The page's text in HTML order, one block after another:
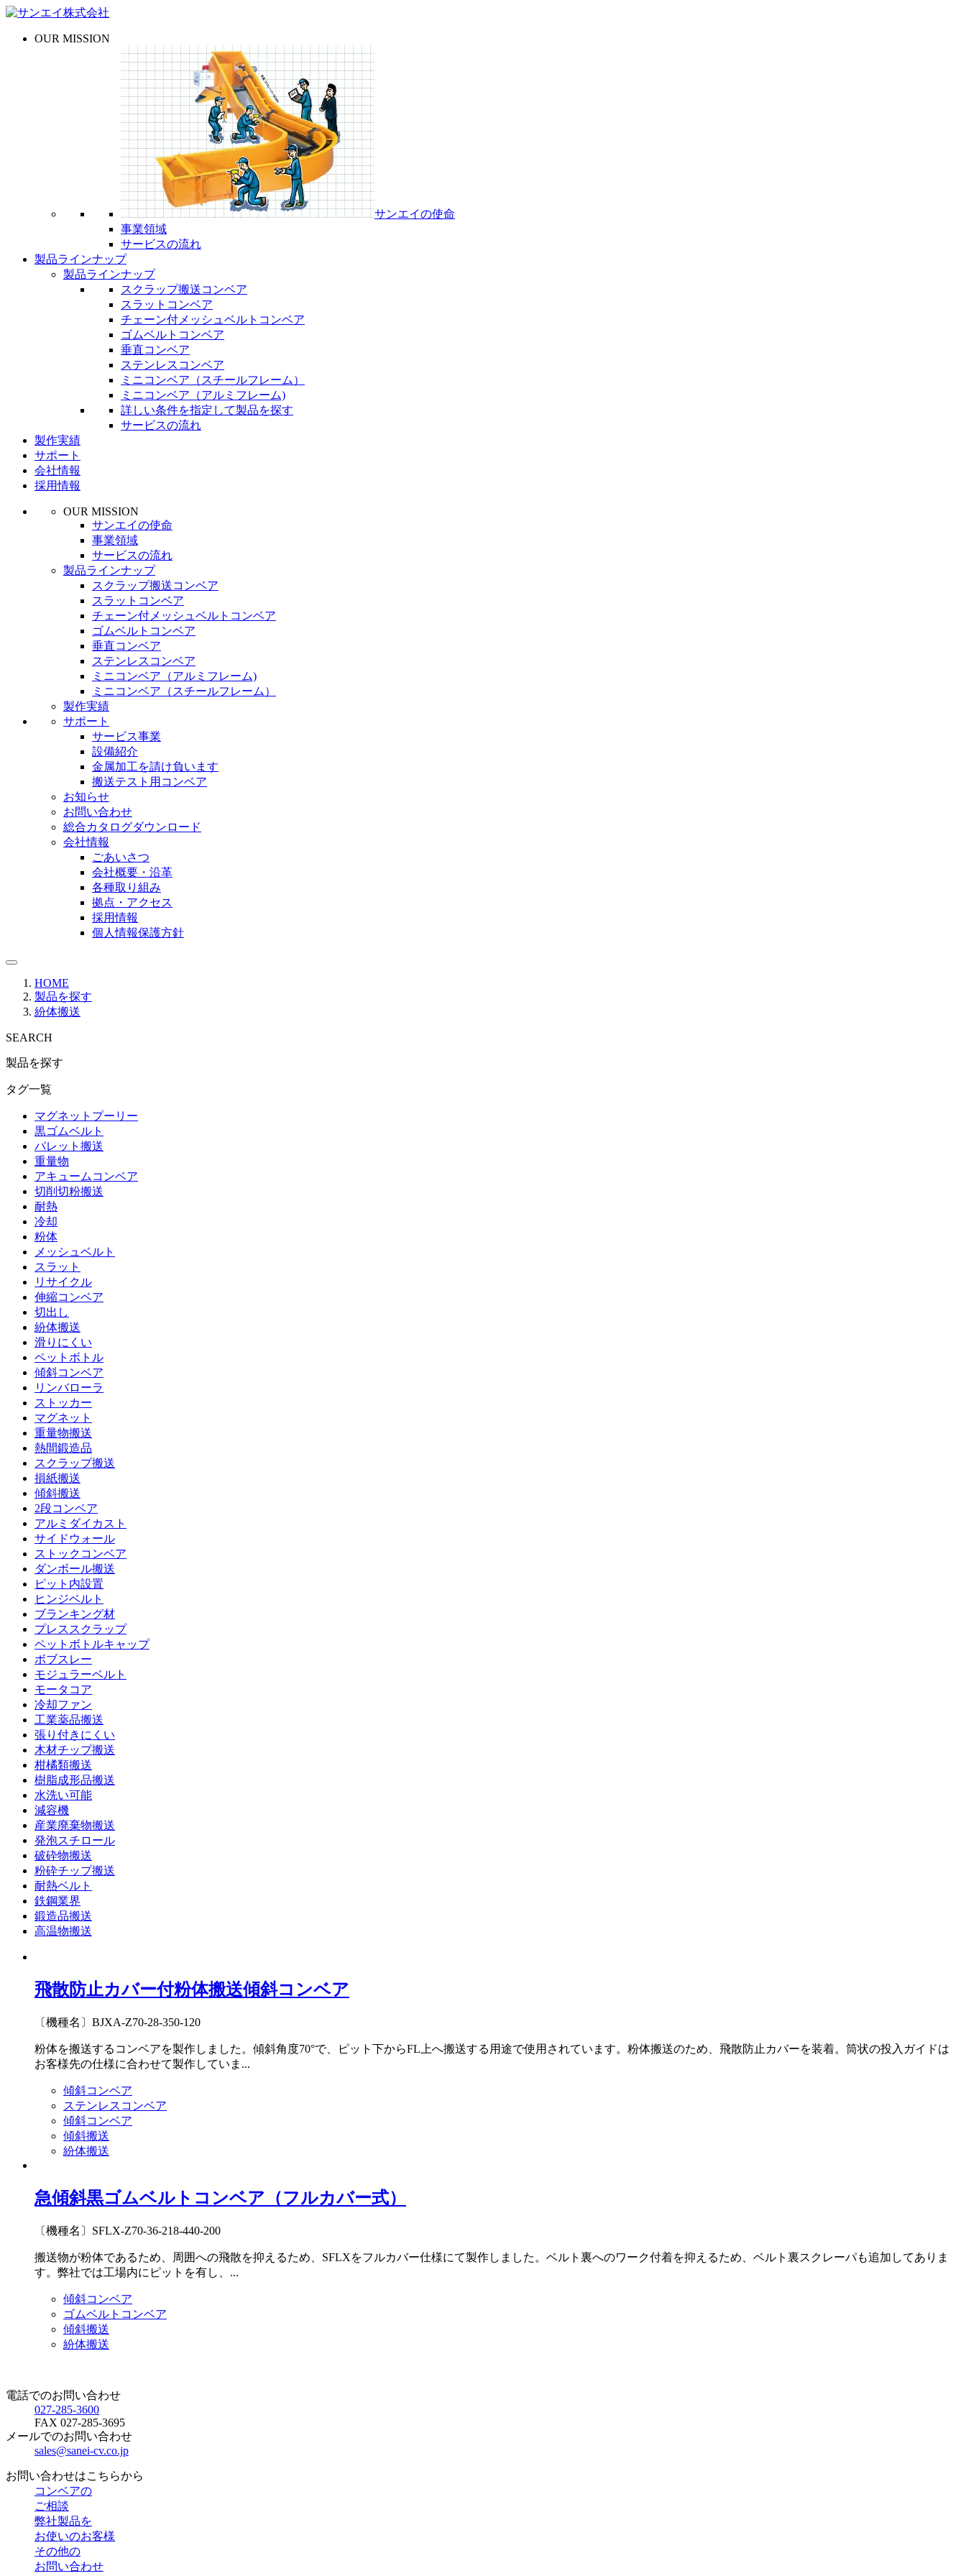
OUR MISSION
サンエイの使命
事業領域
サービスの流れ
製品ラインナップ
製品ラインナップ
スクラップ搬送コンベア
スラットコンベア
チェーン付メッシュベルトコンベア
ゴムベルトコンベア
垂直コンベア
ステンレスコンベア
ミニコンベア（スチールフレーム）
ミニコンベア（アルミフレーム)
詳しい条件を指定して製品を探す
サービスの流れ
製作実績
サポート
会社情報
採用情報
OUR MISSION
サンエイの使命
事業領域
サービスの流れ
製品ラインナップ
スクラップ搬送コンベア
スラットコンベア
チェーン付メッシュベルトコンベア
ゴムベルトコンベア
垂直コンベア
ステンレスコンベア
ミニコンベア（アルミフレーム)
ミニコンベア（スチールフレーム）
製作実績
サポート
サービス事業
設備紹介
金属加工を請け負います
搬送テスト用コンベア
お知らせ
お問い合わせ
総合カタログダウンロード
会社情報
ごあいさつ
会社概要・沿革
各種取り組み
拠点・アクセス
採用情報
個人情報保護方針
HOME
製品を探す
紛体搬送
SEARCH
製品を探す
タグ一覧
マグネットプーリー
黒ゴムベルト
パレット搬送
重量物
アキュームコンベア
切削切粉搬送
耐熱
冷却
粉体
メッシュベルト
スラット
リサイクル
伸縮コンベア
切出し
紛体搬送
滑りにくい
ペットボトル
傾斜コンベア
リンバローラ
ストッカー
マグネット
重量物搬送
熱間鍛造品
スクラップ搬送
損紙搬送
傾斜搬送
2段コンベア
アルミダイカスト
サイドウォール
ストックコンベア
ダンボール搬送
ピット内設置
ヒンジベルト
ブランキング材
プレススクラップ
ペットボトルキャップ
ボブスレー
モジュラーベルト
モータコア
冷却ファン
工業薬品搬送
張り付きにくい
木材チップ搬送
柑橘類搬送
樹脂成形品搬送
水洗い可能
減容機
産業廃棄物搬送
発泡スチロール
破砕物搬送
粉砕チップ搬送
耐熱ベルト
鉄鋼業界
鍛造品搬送
高温物搬送
飛散防止カバー付粉体搬送傾斜コンベア
〔機種名〕BJXA-Z70-28-350-120
粉体を搬送するコンベアを製作しました。傾斜角度70°で、ピット下からFL上へ搬送する用途で使用されています。粉体搬送のため、飛散防止カバーを装着。筒状の投入ガイドは
お客様先の仕様に合わせて製作していま...
傾斜コンベア
ステンレスコンベア
傾斜コンベア
傾斜搬送
紛体搬送
急傾斜黒ゴムベルトコンベア（フルカバー式）
〔機種名〕SFLX-Z70-36-218-440-200
搬送物が粉体であるため、周囲への飛散を抑えるため、SFLXをフルカバー仕様にて製作しました。ベルト裏へのワーク付着を抑えるため、ベルト裏スクレーパも追加してありま
す。弊社では工場内にピットを有し、...
傾斜コンベア
ゴムベルトコンベア
傾斜搬送
紛体搬送
電話でのお問い合わせ
027-285-3600
FAX 027-285-3695
メールでのお問い合わせ
sales@sanei-cv.co.jp
お問い合わせはこちらから
コンベアの
ご相談
弊社製品を
お使いのお客様
その他の
お問い合わせ